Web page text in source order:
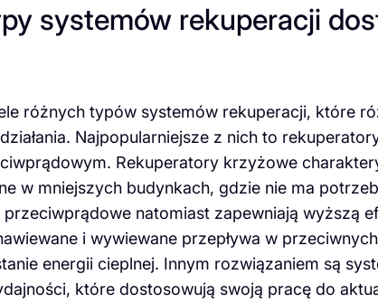
systemów rekuperacji
różnych typów systemów rekuperacji, które
Najpopularniejsze z nich to
Rekuperatory krzyżowe
w mniejszych budynkach, gdzie nie ma
natomiast zapewniają wyższą
i wywiewane przepływa w
energii cieplnej. Innym rozwiązaniem są
które dostosowują swoją pracę do